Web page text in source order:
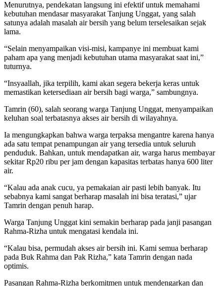
Menurutnya, pendekatan langsung ini efektif untuk memahami
kebutuhan mendasar masyarakat Tanjung Unggat, yang salah
satunya adalah masalah air bersih yang belum terselesaikan sejak
lama.
“Selain menyampaikan visi-misi, kampanye ini membuat kami
paham apa yang menjadi kebutuhan utama masyarakat saat ini,”
tuturnya.
“Insyaallah, jika terpilih, kami akan segera bekerja keras untuk
memastikan ketersediaan air bersih bagi warga,” sambungnya.
Tamrin (60), salah seorang warga Tanjung Unggat, menyampaikan
keluhan soal terbatasnya akses air bersih di wilayahnya.
Ia mengungkapkan bahwa warga terpaksa mengantre karena hanya
ada satu tempat penampungan air yang tersedia untuk seluruh
penduduk. Bahkan, untuk mendapatkan air, warga harus membayar
sekitar Rp20 ribu per jam dengan kapasitas terbatas hanya 600 liter
air.
“Kalau ada anak cucu, ya pemakaian air pasti lebih banyak. Itu
sebabnya kami sangat berharap masalah ini bisa teratasi,” ujar
Tamrin dengan penuh harap.
Warga Tanjung Unggat kini semakin berharap pada janji pasangan
Rahma-Rizha untuk mengatasi kendala ini.
“Kalau bisa, permudah akses air bersih ini. Kami semua berharap
pada Buk Rahma dan Pak Rizha,” kata Tamrin dengan nada
optimis.
Pasangan Rahma-Rizha berkomitmen untuk mendengarkan dan